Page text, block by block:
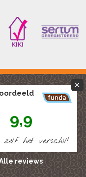
keuringen
2015
IT
9,9
het verschíl!
reviews